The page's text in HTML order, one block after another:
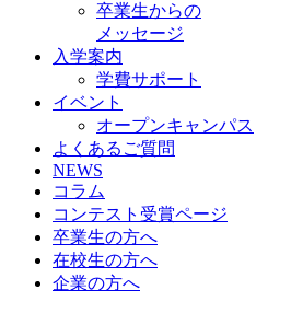
卒業生からの
メッセージ
入学案内
学費サポート
イベント
オープンキャンパス
よくあるご質問
NEWS
コラム
コンテスト受賞ページ
卒業生の方へ
在校生の方へ
企業の方へ